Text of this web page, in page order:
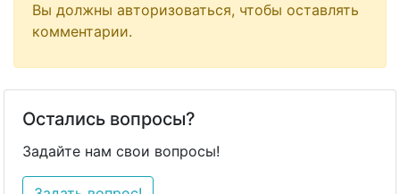
Вы должны авторизоваться, чтобы оставлять
комментарии.
Остались вопросы?
Задайте нам свои вопросы!